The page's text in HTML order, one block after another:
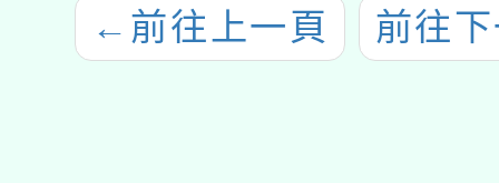
← 前往上一頁 前往